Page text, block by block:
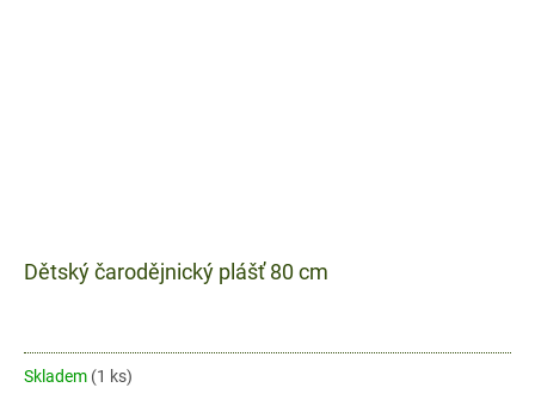
Dětský čarodějnický plášť 80 cm
Skladem (1 ks)